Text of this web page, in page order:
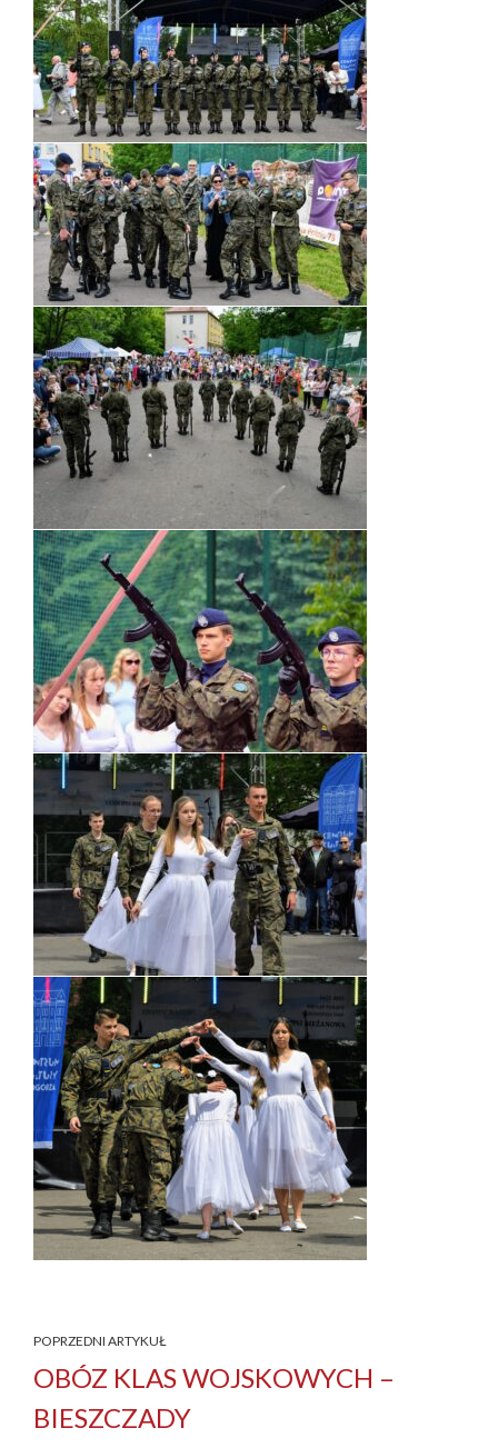
POPRZEDNI ARTYKUŁ
OBÓZ KLAS WOJSKOWYCH –
BIESZCZADY